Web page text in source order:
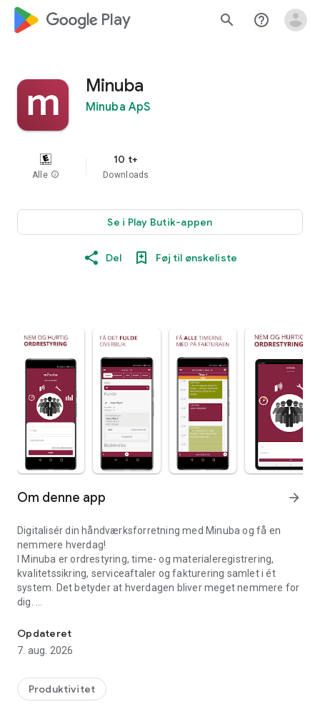
google_logo Play search help_outline
Minuba
Minuba ApS
Alle info
10 t+
Downloads
Se i Play Butik-appen
Del Føj til ønskeliste
Om denne app arrow_forward
Digitalisér din håndværksforretning med Minuba og få en
nemmere hverdag!
I Minuba er ordrestyring, time- og materialeregistrering,
kvalitetssikring, serviceaftaler og fakturering samlet i ét
system. Det betyder at hverdagen bliver meget nemmere for
dig.
Du effektiviserer din drift, letter det administrative arbejde og
sikrer en øget likviditet.
• Nem og hurtig registrering af timer og materialer - også på
farten!
Opdateret
7. aug. 2026
Produktivitet